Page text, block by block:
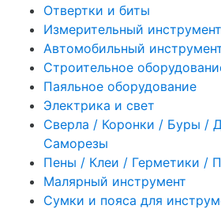
Отвертки и биты
Измерительный инструмент
Автомобильный
Строительное
Паяльное оборудование
Электрика и свет
Сверла / Коронки / Буры /
Саморезы
Пены / Клеи / Герметики /
Малярный инструмент
Сумки и пояса для